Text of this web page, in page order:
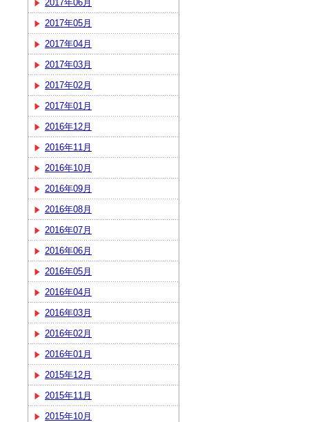
2017年06月
2017年05月
2017年04月
2017年03月
2017年02月
2017年01月
2016年12月
2016年11月
2016年10月
2016年09月
2016年08月
2016年07月
2016年06月
2016年05月
2016年04月
2016年03月
2016年02月
2016年01月
2015年12月
2015年11月
2015年10月